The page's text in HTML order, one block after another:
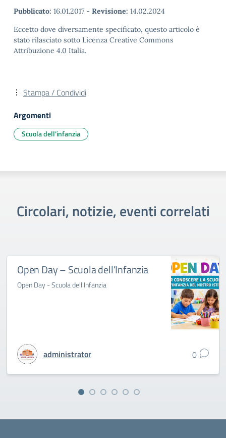
Pubblicato: 16.01.2017 - Revisione: 14.02.2024
Eccetto dove diversamente specificato, questo articolo è
stato rilasciato sotto Licenza Creative Commons
Attribuzione 4.0 Italia.
Stampa / Condividi
Argomenti
Scuola dell'infanzia
Circolari, notizie, eventi correlati
Open Day – Scuola dell’Infanzia
Open Day - Scuola dell'Infanzia
administrator 0